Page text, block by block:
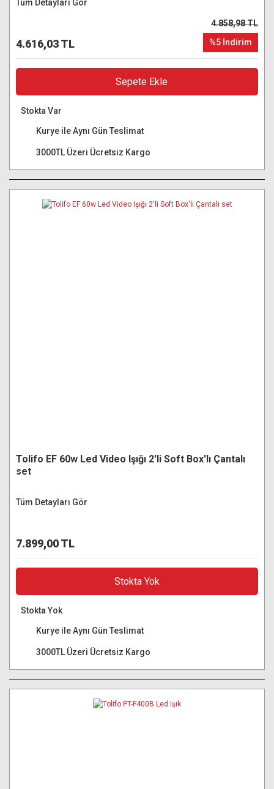
Tüm Detayları Gör
4.616,03 TL
4.858,98 TL
%5 İndirim
Sepete Ekle
Stokta Var
Kurye ile Aynı Gün Teslimat
3000TL Üzeri Ücretsiz Kargo
Tolifo EF 60w Led Video Işığı 2'li Soft Box'lı Çantalı
set
Tüm Detayları Gör
7.899,00 TL
Stokta Yok
Stokta Yok
Kurye ile Aynı Gün Teslimat
3000TL Üzeri Ücretsiz Kargo